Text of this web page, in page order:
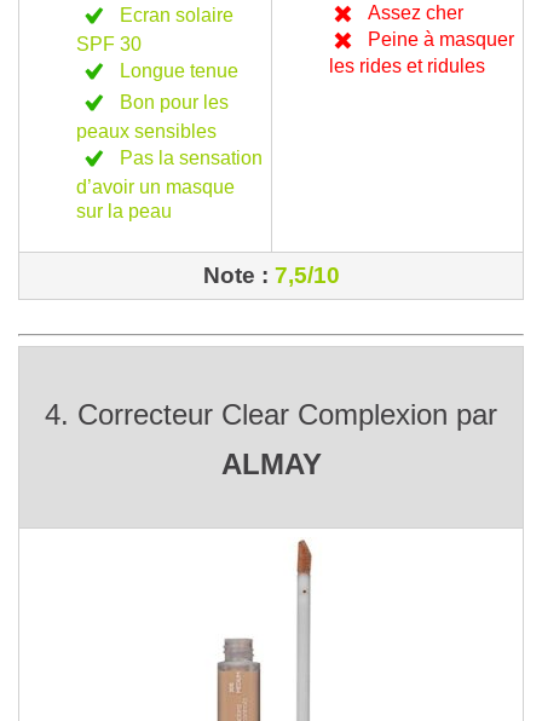
Ecran solaire
SPF 30
Longue tenue
Bon pour les
peaux sensibles
Pas la sensation
d’avoir un masque
sur la peau
Assez cher
Peine à masquer
les rides et ridules
Note : 7,5/10
4. Correcteur Clear Complexion par
ALMAY